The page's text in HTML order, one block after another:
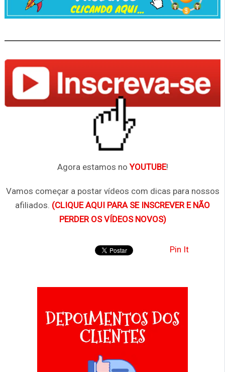
Agora estamos noYOUTUBE!
Vamos começar a postar vídeos com dicas para nossos
afiliados. (CLIQUE AQUI PARA SE INSCREVER E NÃO
PERDER OS VÍDEOS NOVOS)
Pin It